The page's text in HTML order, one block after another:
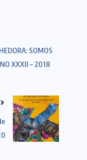
SOMOS
XXXII – 2018